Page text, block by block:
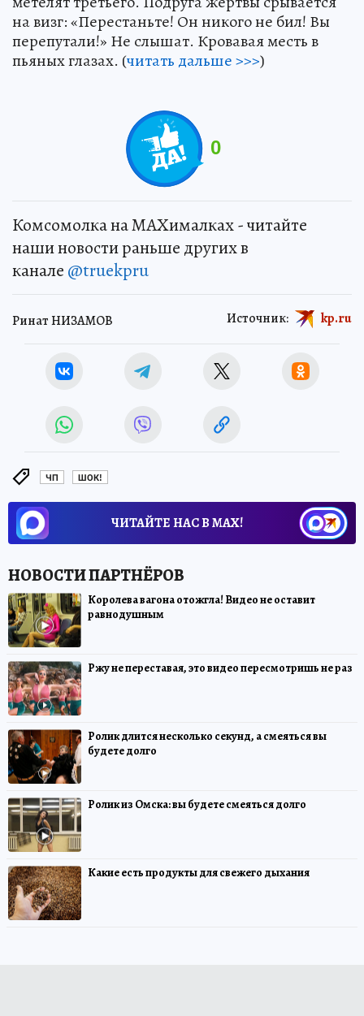
на визг: «Перестаньте! Он никого не бил! Вы
перепутали!» Не слышат. Кровавая месть в
пьяных глазах. (читать дальше >>>)
0
Комсомолка на MAXималках - читайте
наши новости раньше других в
канале @truekpru
Ринат НИЗАМОВ Источник: kp.ru
ЧП ШОК!
ЧИТАЙТЕ НАС В МАХ!
Королева вагона отожгла! Видео не оставит
равнодушным
Ржу не переставая, это видео пересмотришь не раз
Ролик длится несколько секунд, а смеяться вы
будете долго
Ролик из Омска: вы будете смеяться долго
Какие есть продукты для свежего дыхания